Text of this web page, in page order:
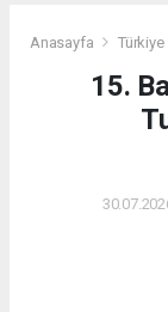
Anasayfa Türkiye
15.